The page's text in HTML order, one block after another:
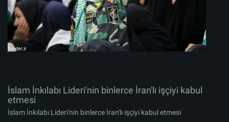
İslam İnkılabı Lideri'nin binlerce İran'lı işçiyi kabul
etmesi
İslam İnkılabı Lideri'nin binlerce İran'lı işçiyi kabul etmesi